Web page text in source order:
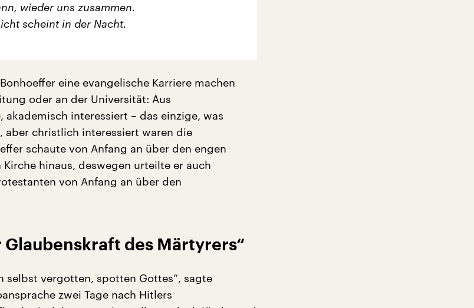
wieder uns zusammen.
scheint in der Nacht.
eine evangelische Karriere machen
oder an der Universität: Aus
interessiert – das einzige, was
aber christlich interessiert waren die
schaute von Anfang an über den engen
hinaus, deswegen urteilte er auch
von Anfang an über den
Glaubenskraft des Märtyrers“
selbst vergotten, spotten Gottes“, sagte
zwei Tage nach Hitlers